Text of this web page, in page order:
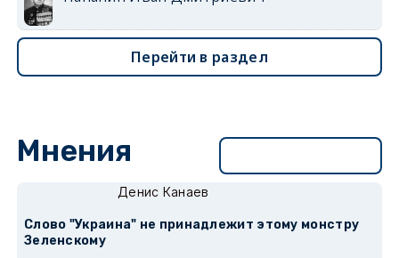
Перейти в раздел
Мнения
Денис Канаев
Слово "Украина" не принадлежит этому монстру
Зеленскому